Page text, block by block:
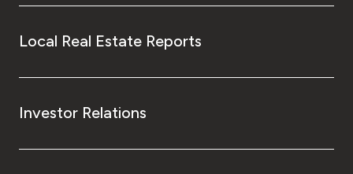
Local Real Estate Reports
Investor Relations